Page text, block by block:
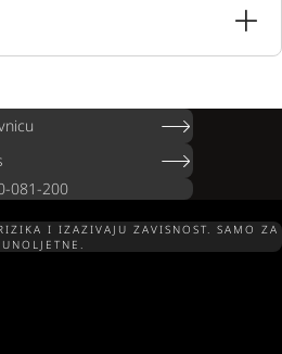
081-200
I IZAZIVAJU ZAVISNOST. SAMO ZA